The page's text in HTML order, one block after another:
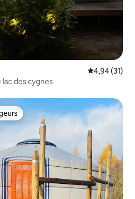
Évaluation
4,94 (31)
des cygnes
les plus appréciés